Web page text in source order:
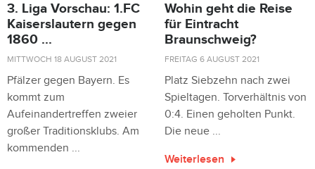
3. Liga Vorschau: 1.FC
Kaiserslautern gegen
1860 ...
MITTWOCH 18 AUGUST 2021
Pfälzer gegen Bayern. Es
kommt zum
Aufeinandertreffen zweier
großer Traditionsklubs. Am
kommenden ...
Wohin geht die Reise
für Eintracht
Braunschweig?
FREITAG 6 AUGUST 2021
Platz Siebzehn nach zwei
Spieltagen. Torverhältnis von
0:4. Einen geholten Punkt.
Die neue ...
Weiterlesen